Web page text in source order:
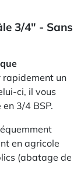
3/4" - Sans
rapidement un
ci, il vous
3/4 BSP.
en agricole
(abatage de